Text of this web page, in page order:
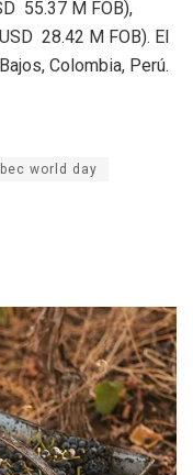
55.37 M FOB),
28.42 M FOB). El
Colombia, Perú.
world day